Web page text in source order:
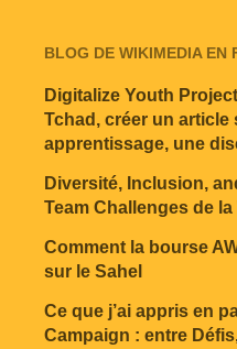
BLOG DE WIKIMEDIA EN
Digitalize Youth
Tchad, créer un article
apprentissage, une
Diversité, Inclusion,
Team Challenges de
Comment la bourse
sur le Sahel
Ce que j’ai appris en
Campaign : entre